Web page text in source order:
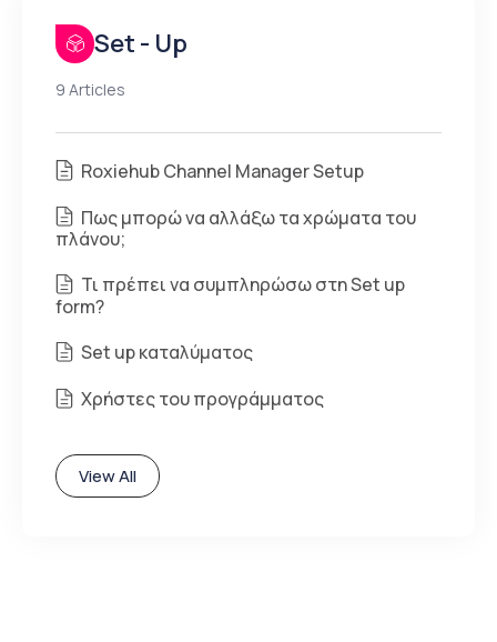
Set - Up
9 Articles
Roxiehub Channel Manager Setup
Πως μπορώ να αλλάξω τα χρώματα του
πλάνου;
Τι πρέπει να συμπληρώσω στη Set up
form?
Set up καταλύματος
Χρήστες του προγράμματος
View All